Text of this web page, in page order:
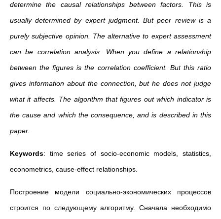
determine the causal relationships between factors. This is
usually determined by expert judgment. But peer review is a
purely subjective opinion. The alternative to expert assessment
can be correlation analysis. When you define a relationship
between the figures is the correlation coefficient. But this ratio
gives information about the connection, but he does not judge
what it affects. The algorithm that figures out which indicator is
the cause and which the consequence, and is described in this
paper.
Keywords: time series of socio-economic models, statistics,
econometrics, cause-effect relationships.
Построение модели социально-экономических процессов
строится по следующему алгоритму. Сначала необходимо